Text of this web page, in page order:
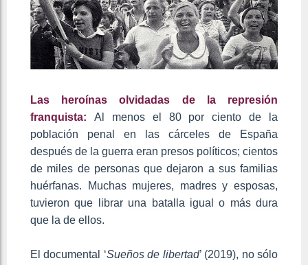
Las heroínas olvidadas de la represión
franquista: Al menos el 80 por ciento de la
población penal en las cárceles de España
después de la guerra eran presos políticos; cientos
de miles de personas que dejaron a sus familias
huérfanas. Muchas mujeres, madres y esposas,
tuvieron que librar una batalla igual o más dura
que la de ellos.
El documental ‘Sueños de libertad’ (2019), no sólo